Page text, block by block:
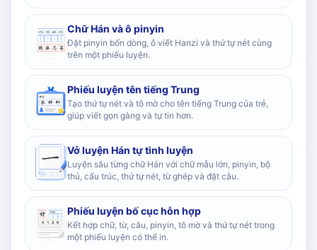
Chữ Hán và ô pinyin
Đặt pinyin bốn dòng, ô viết Hanzi và thứ tự nét cùng
trên một phiếu luyện.
Phiếu luyện tên tiếng Trung
Tạo thứ tự nét và tô mờ cho tên tiếng Trung của trẻ,
giúp viết gọn gàng và tự tin hơn.
Vở luyện Hán tự tinh luyện
Luyện sâu từng chữ Hán với chữ mẫu lớn, pinyin, bộ
thủ, cấu trúc, thứ tự nét, từ ghép và đặt câu.
Phiếu luyện bố cục hỗn hợp
Kết hợp chữ, từ, câu, pinyin, tô mờ và thứ tự nét trong
một phiếu luyện có thể in.